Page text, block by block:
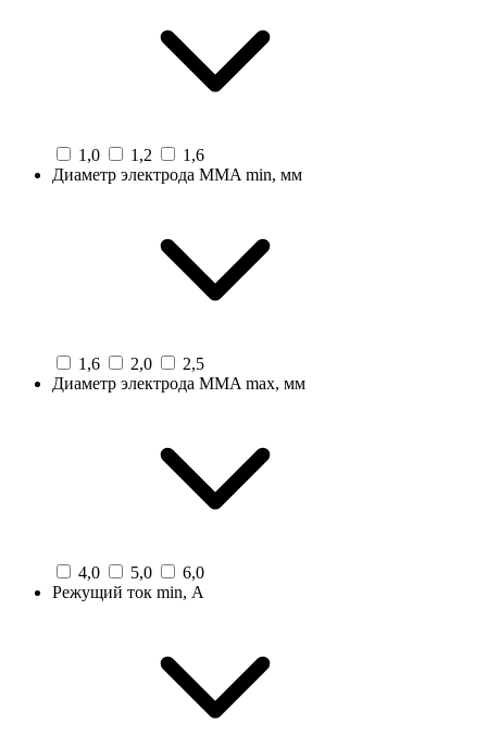
1,0 1,2
1,6
Диаметр электрода MMA min, мм
1,6 2,0
2,5
Диаметр электрода MMA max, мм
4,0 5,0
6,0
Режущий ток min, А